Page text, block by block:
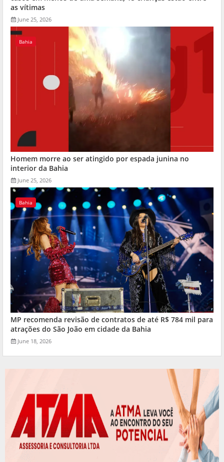
as vítimas
June 25, 2026
Bahia
Homem morre ao ser atingido por espada junina no
interior da Bahia
June 25, 2026
Bahia
MP recomenda revisão de contratos de até R$ 784 mil para
atrações do São João em cidade da Bahia
June 18, 2026